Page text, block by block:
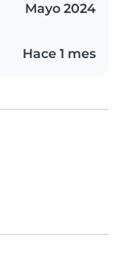
Mayo 2024
Hace 1 mes